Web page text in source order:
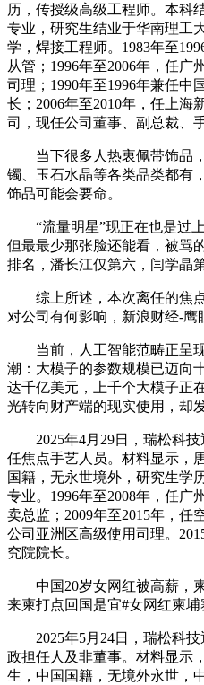
历，传授级高级工程师。本科
专业，研究生结业于华南理工
学，焊接工程师。1983年至
从管；1996年至2006年，任广
司理；1990年至1996年兼任中
长；2006年至2010年，任上海
司，现任公司董事、副总裁、
当下很多人热衷佩带饰品，
镯、玉石水晶等各类品类都有
饰品可能会要命。
“流量明星”现正在也是过上
但最最少那张脸还能看，被骂
排名，潘长江仅第六，闫学晶
综上所述，本次离任的焦点
对公司有何影响，新浪财经-鹰
当前，人工智能范畴正呈现
潮：大模子的参数规模已迈向
达千亿美元，上千个大模子正
光转向财产端的现实使用，却
2025年4月29日，瑞松科技
任焦点手艺人员。材料显示，
国籍，无永世境外，研究生学
专业。1996年至2008年，任广
卖总监；2009年至2015年，任
公司亚洲区高级使用司理。
究院院长。
中国20岁女网红被高薪，柬
来柬打点回国是宜#女网红柬埔
2025年5月24日，瑞松科技
政担任人及非董事。材料显示
生，中国国籍，无境外永世，